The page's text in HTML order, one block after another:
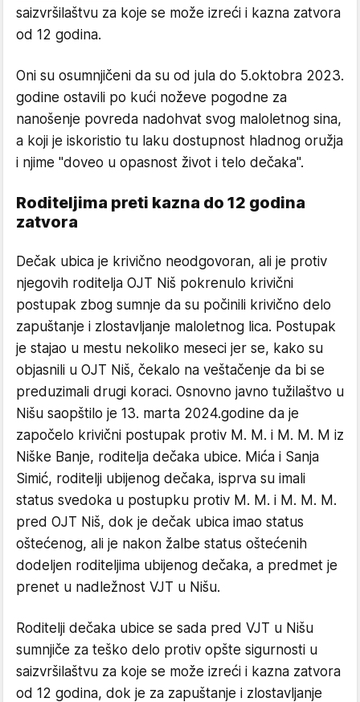
saizvršilaštvu za koje se može izreći i kazna zatvora
od 12 godina.
Oni su osumnjičeni da su od jula do 5.oktobra 2023.
godine ostavili po kući noževe pogodne za
nanošenje povreda nadohvat svog maloletnog sina,
a koji je iskoristio tu laku dostupnost hladnog oružja
i njime "doveo u opasnost život i telo dečaka".
Roditeljima preti kazna do 12 godina
zatvora
Dečak ubica je krivično neodgovoran, ali je protiv
njegovih roditelja OJT Niš pokrenulo krivični
postupak zbog sumnje da su počinili krivično delo
zapuštanje i zlostavljanje maloletnog lica. Postupak
je stajao u mestu nekoliko meseci jer se, kako su
objasnili u OJT Niš, čekalo na veštačenje da bi se
preduzimali drugi koraci. Osnovno javno tužilaštvo u
Nišu saopštilo je 13. marta 2024.godine da je
započelo krivični postupak protiv M. M. i M. M. M iz
Niške Banje, roditelja dečaka ubice. Mića i Sanja
Simić, roditelji ubijenog dečaka, isprva su imali
status svedoka u postupku protiv M. M. i M. M. M.
pred OJT Niš, dok je dečak ubica imao status
oštećenog, ali je nakon žalbe status oštećenih
dodeljen roditeljima ubijenog dečaka, a predmet je
prenet u nadležnost VJT u Nišu.
Roditelji dečaka ubice se sada pred VJT u Nišu
sumnjiče za teško delo protiv opšte sigurnosti u
saizvršilaštvu za koje se može izreći i kazna zatvora
od 12 godina, dok je za zapuštanje i zlostavljanje